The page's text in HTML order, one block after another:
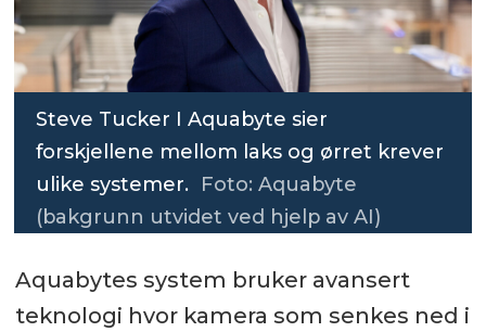
Steve Tucker I Aquabyte sier
forskjellene mellom laks og ørret krever
ulike systemer. Foto: Aquabyte
(bakgrunn utvidet ved hjelp av AI)
Aquabytes system bruker avansert
teknologi hvor kamera som senkes ned i